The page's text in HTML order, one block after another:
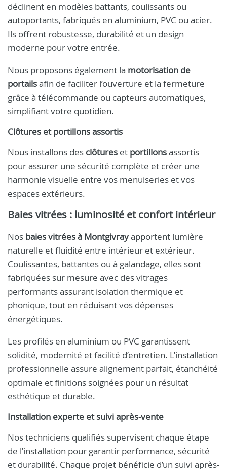
déclinent en modèles battants, coulissants ou
autoportants, fabriqués en aluminium, PVC ou acier.
Ils offrent robustesse, durabilité et un design
moderne pour votre entrée.
Nous proposons également la motorisation de
portailsafin de faciliter l’ouverture et la fermeture
grâce à télécommande ou capteurs automatiques,
simplifiant votre quotidien.
Clôtures et portillons assortis
Nous installons des clôtures et portillonsassortis
pour assurer une sécurité complète et créer une
harmonie visuelle entre vos menuiseries et vos
espaces extérieurs.
Baies vitrées : luminosité et confort intérieur
Nos baies vitrées à Montgivrayapportent lumière
naturelle et fluidité entre intérieur et extérieur.
Coulissantes, battantes ou à galandage, elles sont
fabriquées sur mesure avec des vitrages
performants assurant isolation thermique et
phonique, tout en réduisant vos dépenses
énergétiques.
Les profilés en aluminium ou PVC garantissent
solidité, modernité et facilité d’entretien. L’installation
professionnelle assure alignement parfait, étanchéité
optimale et finitions soignées pour un résultat
esthétique et durable.
Installation experte et suivi après-vente
Nos techniciens qualifiés supervisent chaque étape
de l’installation pour garantir performance, sécurité
et durabilité. Chaque projet bénéficie d’un suivi après-